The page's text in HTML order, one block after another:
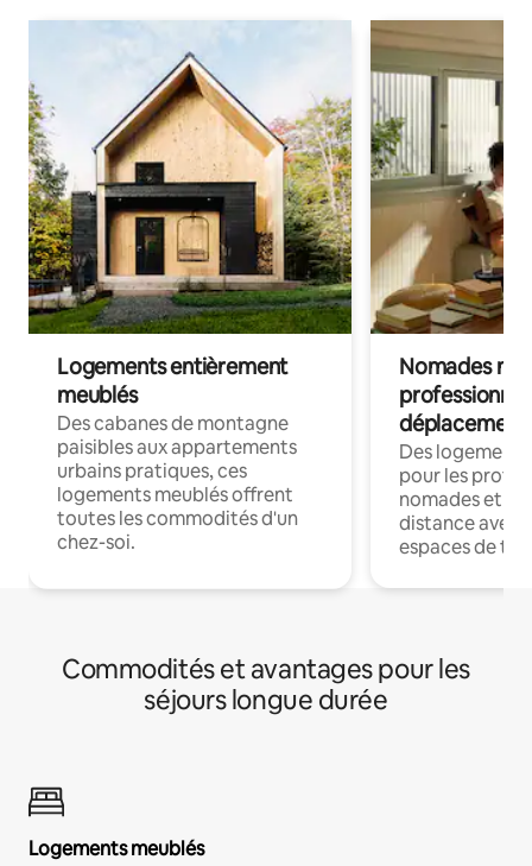
Logements entièrement
meublés
Des cabanes de montagne
paisibles aux appartements
urbains pratiques, ces
logements meublés offrent
toutes les commodités d'un
chez-soi.
Nomades
déplacement
Des
pour les
nomades et
distance avec
espaces de
Commodités et avantages pour les
séjours longue durée
Logements meublés